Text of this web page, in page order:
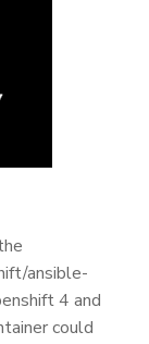
ansible-
4 and
could